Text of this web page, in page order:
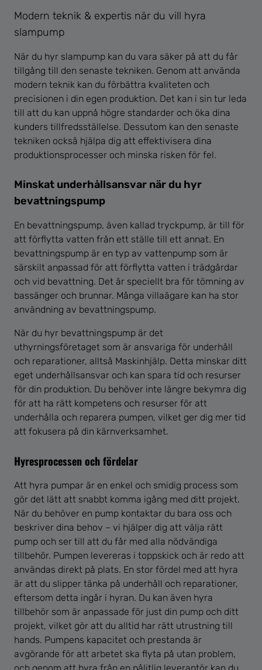
Modern teknik & expertis när du vill hyra
slampump
När du hyr slampump kan du vara säker på att du får
tillgång till den senaste tekniken. Genom att använda
modern teknik kan du förbättra kvaliteten och
precisionen i din egen produktion. Det kan i sin tur leda
till att du kan uppnå högre standarder och öka dina
kunders tillfredsställelse. Dessutom kan den senaste
tekniken också hjälpa dig att effektivisera dina
produktionsprocesser och minska risken för fel.
Minskat underhållsansvar när du hyr
bevattningspump
En bevattningspump, även kallad tryckpump, är till för
att förflytta vatten från ett ställe till ett annat. En
bevattningspump är en typ av vattenpump som är
särskilt anpassad för att förflytta vatten i trädgårdar
och vid bevattning. Det är speciellt bra för tömning av
bassänger och brunnar. Många villaägare kan ha stor
användning av bevattningspump.
När du hyr bevattningspump är det
uthyrningsföretaget som är ansvariga för underhåll
och reparationer, alltså Maskinhjälp. Detta minskar ditt
eget underhållsansvar och kan spara tid och resurser
för din produktion. Du behöver inte längre bekymra dig
för att ha rätt kompetens och resurser för att
underhålla och reparera pumpen, vilket ger dig mer tid
att fokusera på din kärnverksamhet.
Hyresprocessen och fördelar
Att hyra pumpar är en enkel och smidig process som
gör det lätt att snabbt komma igång med ditt projekt.
När du behöver en pump kontaktar du bara oss och
beskriver dina behov – vi hjälper dig att välja rätt
pump och ser till att du får med alla nödvändiga
tillbehör. Pumpen levereras i toppskick och är redo att
användas direkt på plats. En stor fördel med att hyra
är att du slipper tänka på underhåll och reparationer,
eftersom detta ingår i hyran. Du kan även hyra
tillbehör som är anpassade för just din pump och ditt
projekt, vilket gör att du alltid har rätt utrustning till
hands. Pumpens kapacitet och prestanda är
avgörande för att arbetet ska flyta på utan problem,
och genom att hyra från en pålitlig leverantör kan du